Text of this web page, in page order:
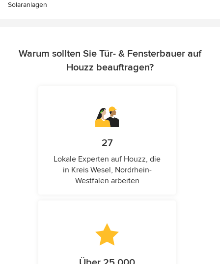
Solaranlagen
Warum sollten Sie Tür- & Fensterbauer auf
Houzz beauftragen?
27
Lokale Experten auf Houzz, die
in Kreis Wesel, Nordrhein-
Westfalen arbeiten